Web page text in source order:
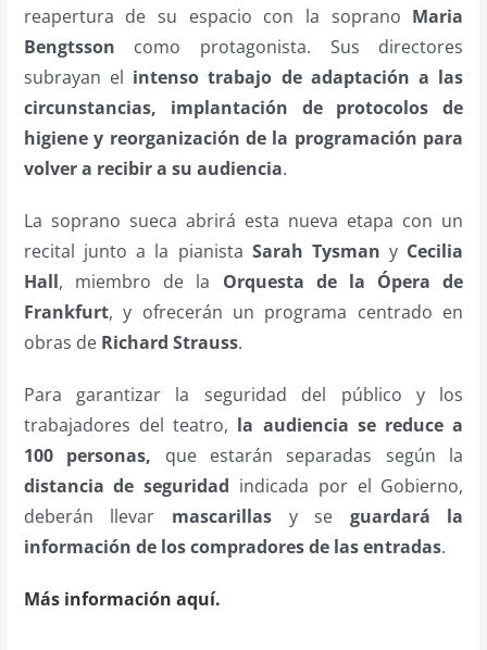
reapertura de su espacio con la soprano Maria
Bengtsson como protagonista. Sus directores
subrayan el intenso trabajo de adaptación a las
circunstancias, implantación de protocolos de
higiene y reorganización de la programación para
volver a recibir a su audiencia.
La soprano sueca abrirá esta nueva etapa con un
recital junto a la pianista Sarah Tysman y Cecilia
Hall, miembro de la Orquesta de la Ópera de
Frankfurt, y ofrecerán un programa centrado en
obras de Richard Strauss.
Para garantizar la seguridad del público y los
trabajadores del teatro, la audiencia se reduce a
100 personas, que estarán separadas según la
distancia de seguridad indicada por el Gobierno,
deberán llevar mascarillasy se guardará la
información de los compradores de las entradas.
Más información aquí.